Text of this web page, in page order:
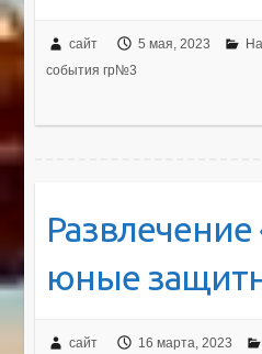
сайт 5 мая, 2023
события гр№3
юные
сайт 16 марта, 2023